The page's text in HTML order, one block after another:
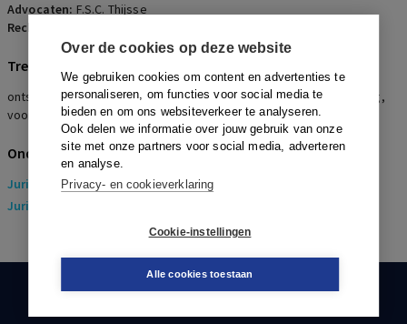
Over de cookies op deze website
We gebruiken cookies om content en advertenties te
personaliseren, om functies voor social media te
bieden en om ons websiteverkeer te analyseren.
Ook delen we informatie over jouw gebruik van onze
site met onze partners voor social media, adverteren
en analyse.
Privacy- en cookieverklaring
Cookie-instellingen
Alle cookies toestaan
Advocaten: F.S.C. Thijsse
Rechters:
Trefwoorden
ontslag op staande voet, dringende reden, vernietiging opzegging,
voorwaardelijk ontbindingsverzoek, bewijsopdracht
Onderwerpen
Juridisch > Arbeidsrecht
Juridisch